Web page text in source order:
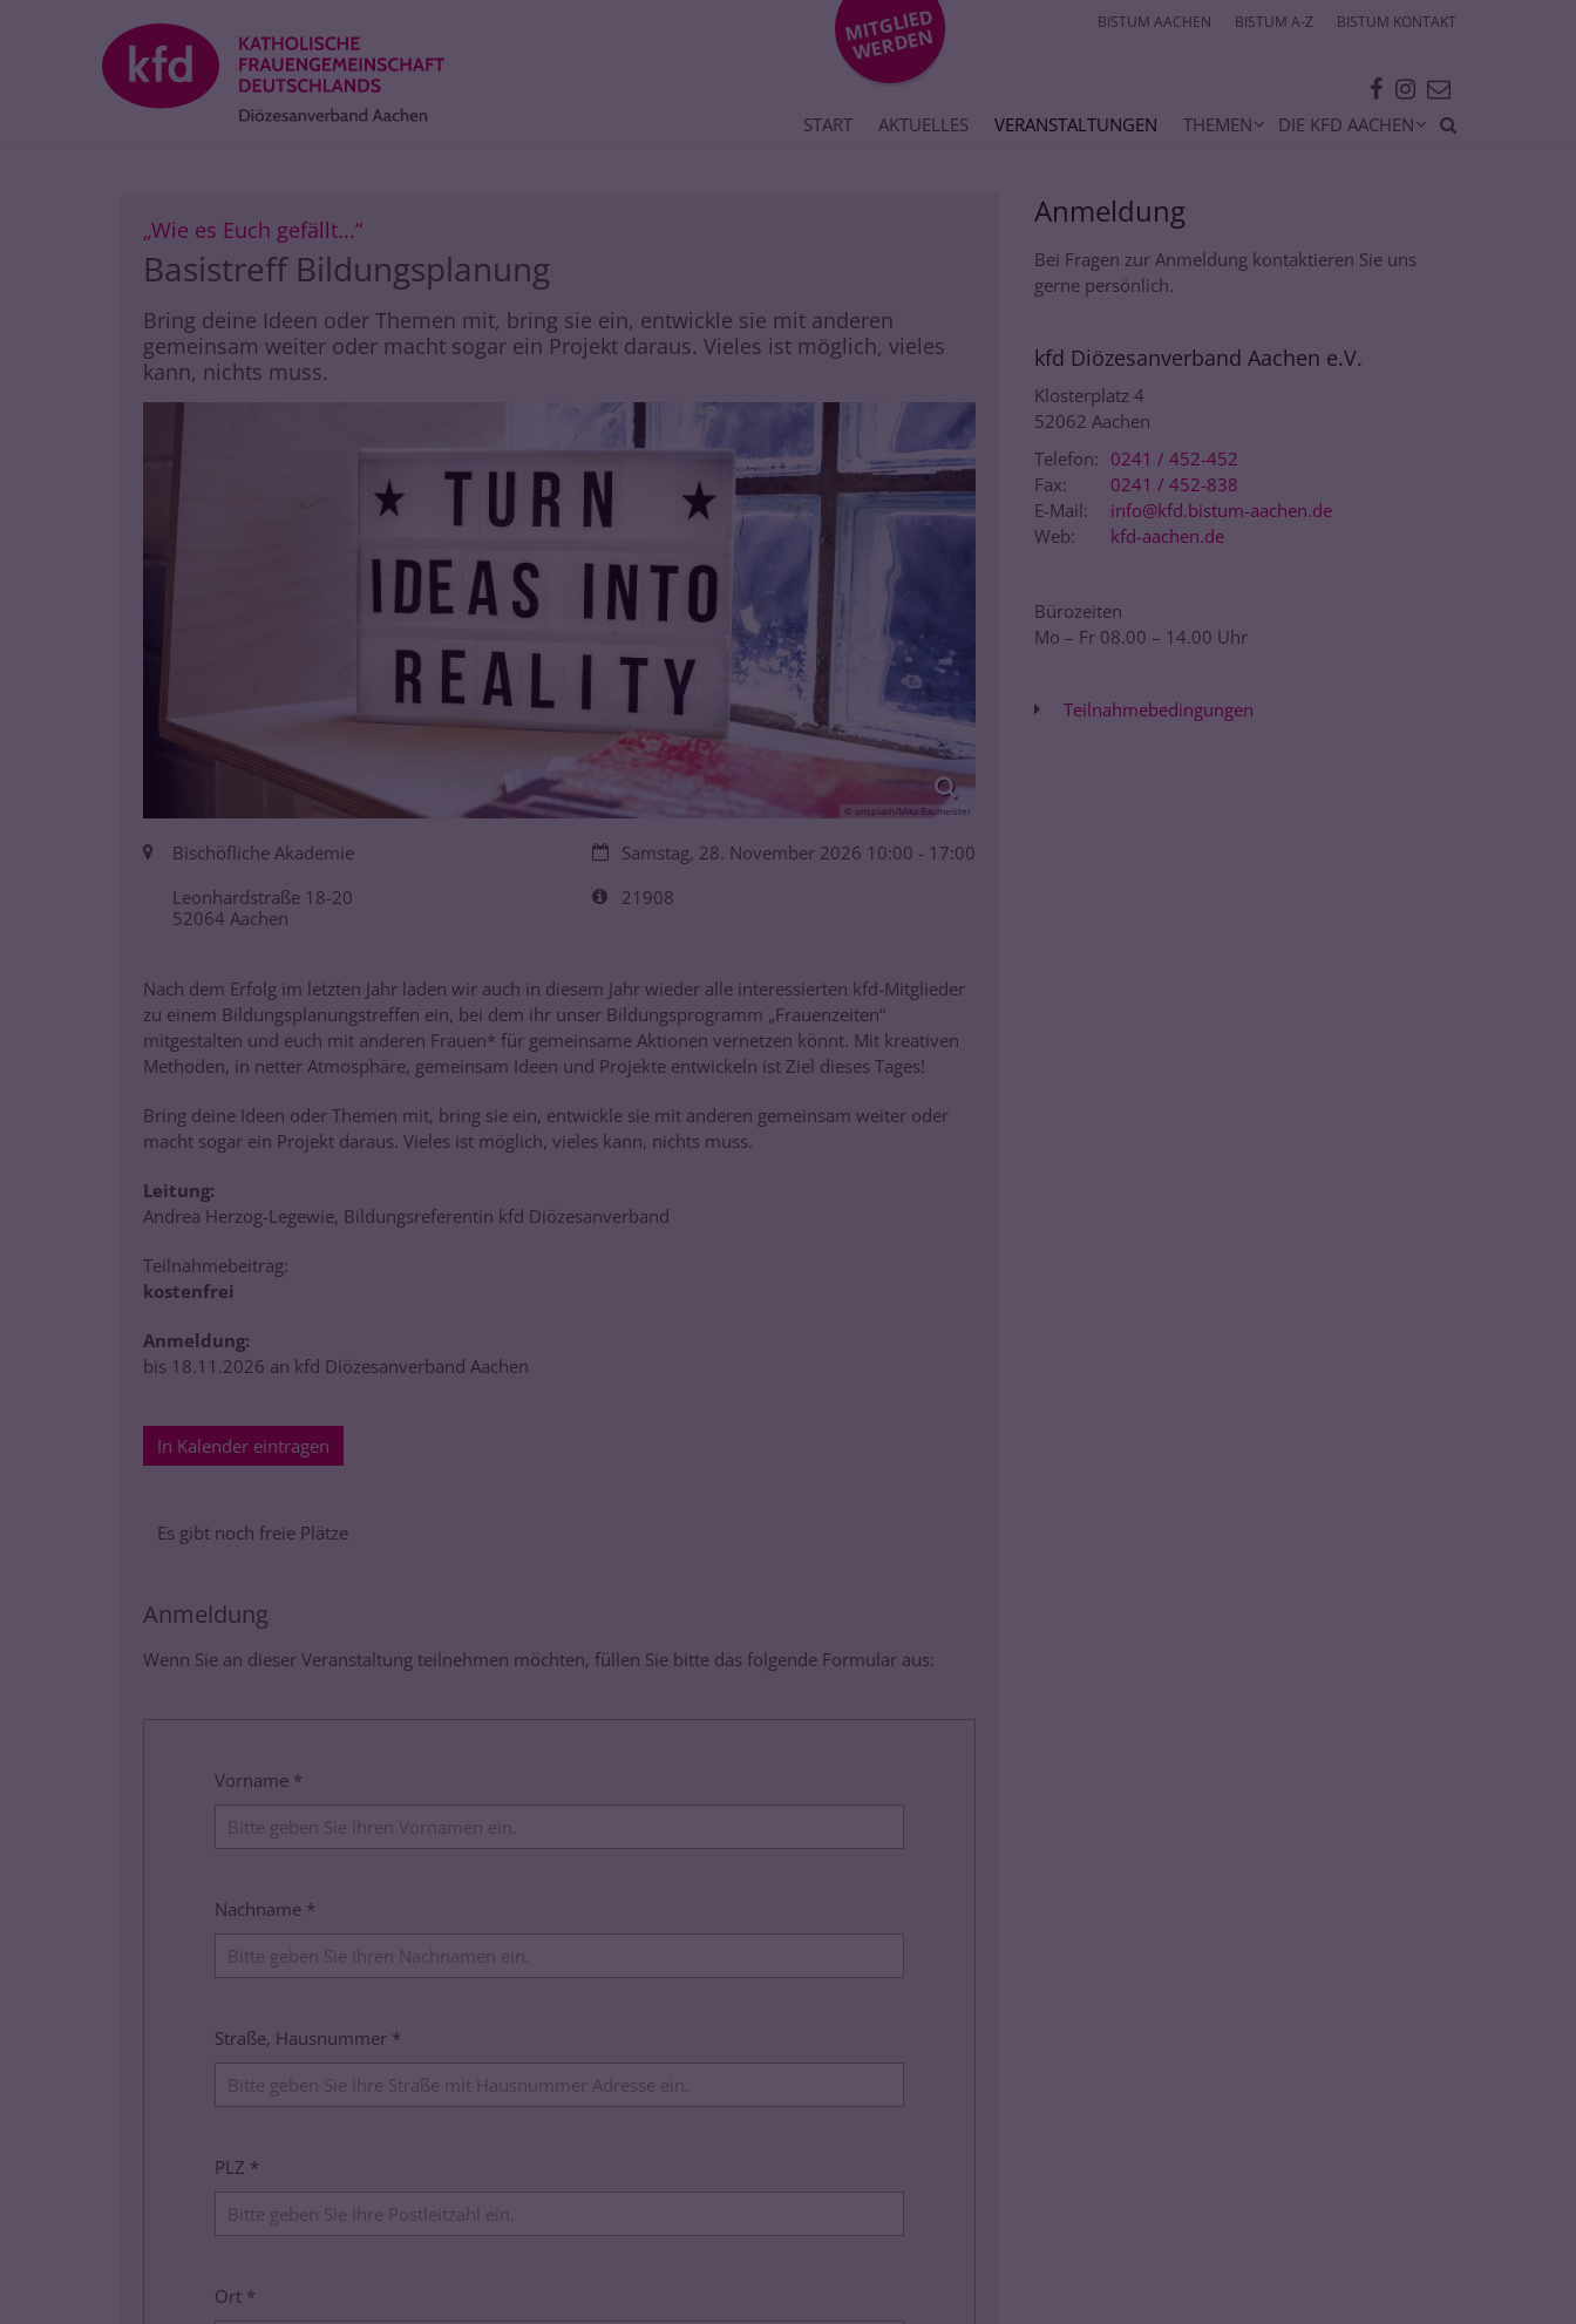
BISTUM AACHEN BISTUM A-Z BISTUM KONTAKT
START AKTUELLES VERANSTALTUNGEN THEMEN DIE KFD AACHEN
MIT
GLIE
D
WE
R
DE
N
„Wie es Euch gefällt...“:
Basistreff Bildungsplanung
Bring deine Ideen oder Themen mit, bring sie ein, entwickle sie mit anderen
gemeinsam weiter oder macht sogar ein Projekt daraus. Vieles ist möglich, vieles
kann, nichts muss.
© unsplash/Mika Baumeister
Datum:Samstag, 28. November 2026 10:00 - 17:00
Art bzw. Nummer:
21908
Ort: Bischöfliche Akademie
Leonhardstraße 18-20
52064 Aachen
Nach dem Erfolg im letzten Jahr laden wir auch in diesem Jahr wieder alle interessierten kfd-Mitglieder
zu einem Bildungsplanungstreffen ein, bei dem ihr unser Bildungsprogramm „Frauenzeiten“
mitgestalten und euch mit anderen Frauen* für gemeinsame Aktionen vernetzen könnt. Mit kreativen
Methoden, in netter Atmosphäre, gemeinsam Ideen und Projekte entwickeln ist Ziel dieses Tages!
Bring deine Ideen oder Themen mit, bring sie ein, entwickle sie mit anderen gemeinsam weiter oder
macht sogar ein Projekt daraus. Vieles ist möglich, vieles kann, nichts muss.
Leitung:
Andrea Herzog-Legewie, Bildungsreferentin kfd Diözesanverband
Teilnahmebeitrag:
kostenfrei
Anmeldung:
bis 18.11.2026 an kfd Diözesanverband Aachen
In Kalender eintragen
Es gibt noch freie Plätze
Anmeldung
Wenn Sie an dieser Veranstaltung teilnehmen möchten, füllen Sie bitte das folgende Formular aus:
Vorname *
Nachname *
Straße, Hausnummer *
PLZ *
Ort *
Anmeldung
Bei Fragen zur Anmeldung kontaktieren Sie uns
gerne persönlich.
kfd Diözesanverband Aachen e.V.
Klosterplatz 4
52062 Aachen
Telefon: 0241 / 452-452
Fax:
0241 / 452-838
E-Mail:
info@kfd.bistum-aachen.de
Web:
kfd-aachen.de
Bürozeiten
Mo – Fr 08.00 – 14.00 Uhr
Teilnahmebedingungen